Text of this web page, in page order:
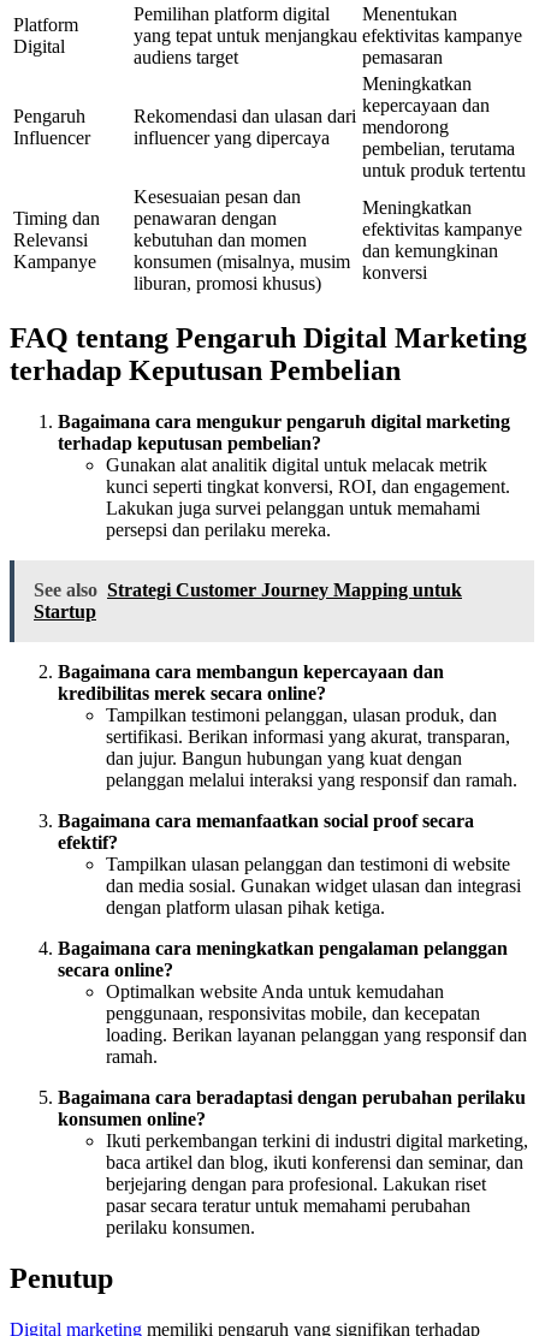
Platform
Digital
Pemilihan platform digital
yang tepat untuk menjangkau
audiens target
Menentukan
efektivitas kampanye
pemasaran
Pengaruh
Influencer
Rekomendasi dan ulasan dari
influencer yang dipercaya
Meningkatkan
kepercayaan dan
mendorong
pembelian, terutama
untuk produk tertentu
Timing dan
Relevansi
Kampanye
Kesesuaian pesan dan
penawaran dengan
kebutuhan dan momen
konsumen (misalnya, musim
liburan, promosi khusus)
Meningkatkan
efektivitas kampanye
dan kemungkinan
konversi
FAQ tentang Pengaruh Digital Marketing
terhadap Keputusan Pembelian
Bagaimana cara mengukur pengaruh digital marketing
terhadap keputusan pembelian?
Gunakan alat analitik digital untuk melacak metrik
kunci seperti tingkat konversi, ROI, dan engagement.
Lakukan juga survei pelanggan untuk memahami
persepsi dan perilaku mereka.
See also Strategi Customer Journey Mapping untuk
Startup
Bagaimana cara membangun kepercayaan dan
kredibilitas merek secara online?
Tampilkan testimoni pelanggan, ulasan produk, dan
sertifikasi. Berikan informasi yang akurat, transparan,
dan jujur. Bangun hubungan yang kuat dengan
pelanggan melalui interaksi yang responsif dan ramah.
Bagaimana cara memanfaatkan social proof secara
efektif?
Tampilkan ulasan pelanggan dan testimoni di website
dan media sosial. Gunakan widget ulasan dan integrasi
dengan platform ulasan pihak ketiga.
Bagaimana cara meningkatkan pengalaman pelanggan
secara online?
Optimalkan website Anda untuk kemudahan
penggunaan, responsivitas mobile, dan kecepatan
loading. Berikan layanan pelanggan yang responsif dan
ramah.
Bagaimana cara beradaptasi dengan perubahan perilaku
konsumen online?
Ikuti perkembangan terkini di industri digital marketing,
baca artikel dan blog, ikuti konferensi dan seminar, dan
berjejaring dengan para profesional. Lakukan riset
pasar secara teratur untuk memahami perubahan
perilaku konsumen.
Penutup
Digital marketing memiliki pengaruh yang signifikan terhadap